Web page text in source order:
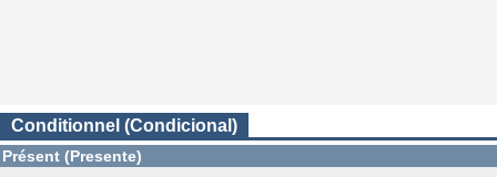
Conditionnel (Condicional)
Présent (Presente)